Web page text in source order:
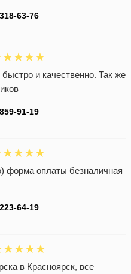
и качественно. Так же
форма оплаты безналичная
в Красноярск, все